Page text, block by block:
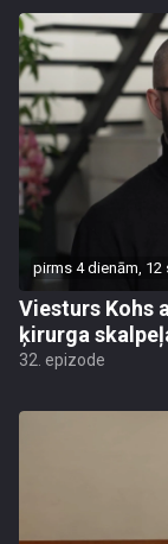
pirms 4 dienām, 12
Viesturs Kohs
ķirurga
32. epizode